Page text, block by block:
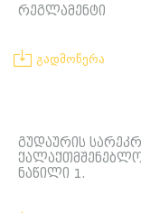
რეგლამენტი
გადმოწერა
გუდაურის
ნაწილი 1.